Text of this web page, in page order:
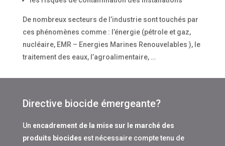
De nombreux secteurs de l’industrie sont touchés par
ces phénomènes comme : l’énergie (pétrole et gaz,
nucléaire, EMR – Energies Marines Renouvelables ), le
traitement des eaux, l’agroalimentaire, …
Directive biocide émergeante?
Un encadrement de la mise sur le marché des
produits biocides est nécessaire compte tenu de